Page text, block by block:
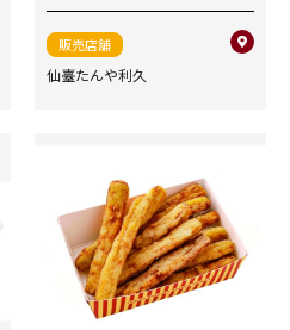
販売店舗
仙臺たんや利久